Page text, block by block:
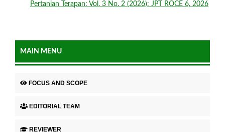
Pertanian Terapan: Vol. 3 No. 2 (2026): JPT ROCE 6, 2026
MAIN MENU
FOCUS AND SCOPE
EDITORIAL TEAM
REVIEWER